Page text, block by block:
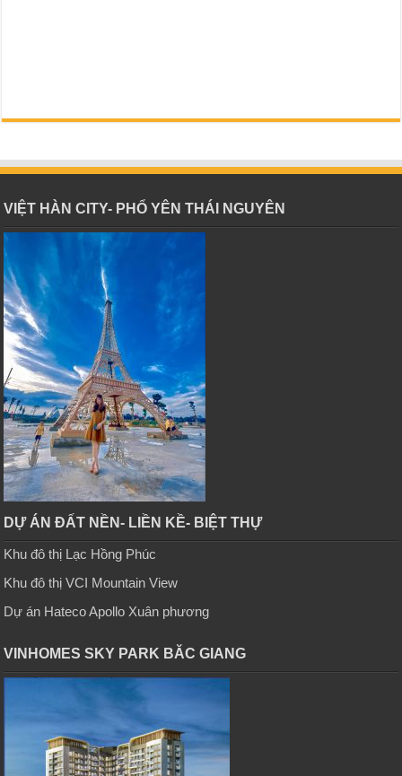
VIỆT HÀN CITY- PHỔ YÊN THÁI NGUYÊN
DỰ ÁN ĐẤT NỀN- LIỀN KỀ- BIỆT THỰ
Khu đô thị Lạc Hồng Phúc
Khu đô thị VCI Mountain View
Dự án Hateco Apollo Xuân phương
VINHOMES SKY PARK BĂC GIANG